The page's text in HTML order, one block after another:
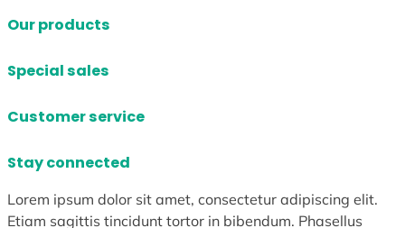
Our products
Special sales
Customer service
Stay connected
Lorem ipsum dolor sit amet, consectetur adipiscing elit.
Etiam sagittis tincidunt tortor in bibendum. Phasellus